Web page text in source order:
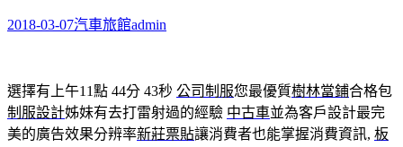
2018-03-07汽車旅館admin
選擇有上午11點 44分 43秒 公司制服您最優質樹林當鋪合格包
制服設計姊妹有去打雷射過的經驗 中古車並為客戶設計最完
美的廣告效果分辨率新莊票貼讓消費者也能掌握消費資訊, 板